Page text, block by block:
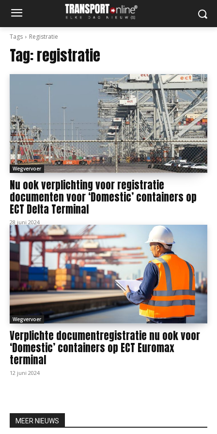
Tags Registratie
Tag:registratie
Wegvervoer
Nu ook verplichting voor registratie
documenten voor ‘Domestic’ containers op
ECT Delta Terminal
28 juni 2024
Wegvervoer
Verplichte documentregistratie nu ook voor
‘Domestic’ containers op ECT Euromax
terminal
12 juni 2024
MEER NIEUWS